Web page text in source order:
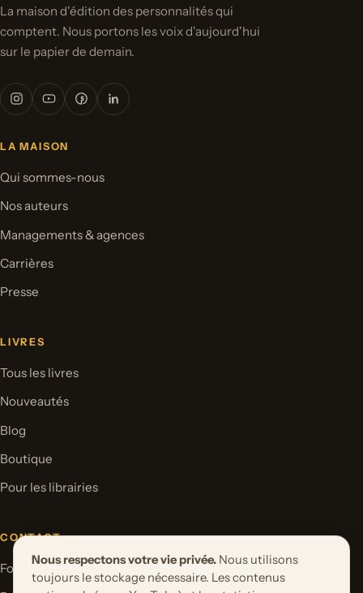
La maison d'édition des personnalités qui
comptent. Nous portons les voix d'aujourd'hui
sur le papier de demain.
LA MAISON
Qui sommes-nous
Nos auteurs
Managements & agences
Carrières
Presse
LIVRES
Tous les livres
Nouveautés
Blog
Boutique
Pour les librairies
CONTACT
Formulaire de contact
Nous respectons votre vie privée. Nous utilisons
toujours le stockage nécessaire. Les contenus